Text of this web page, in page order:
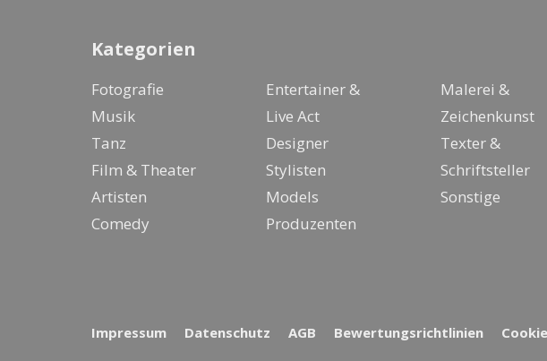
Kategorien
Fotografie
Musik
Tanz
Film & Theater
Artisten
Comedy
Entertainer &
Live Act
Designer
Stylisten
Models
Produzenten
Malerei &
Zeichenkunst
Texter &
Schriftsteller
Sonstige
Impressum Datenschutz AGB Bewertungsrichtlinien